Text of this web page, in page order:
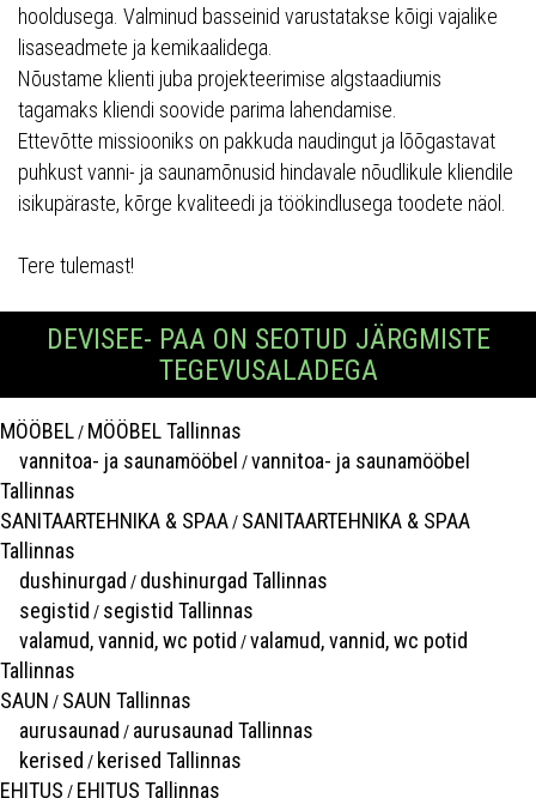
hooldusega. Valminud basseinid varustatakse kõigi vajalike
lisaseadmete ja kemikaalidega.
Nõustame klienti juba projekteerimise algstaadiumis
tagamaks kliendi soovide parima lahendamise.
Ettevõtte missiooniks on pakkuda naudingut ja lõõgastavat
puhkust vanni- ja saunamõnusid hindavale nõudlikule kliendile
isikupäraste, kõrge kvaliteedi ja töökindlusega toodete näol.
Tere tulemast!
DEVISEE- PAA ON SEOTUD JÄRGMISTE
TEGEVUSALADEGA
MÖÖBEL/ MÖÖBEL Tallinnas
vannitoa- ja saunamööbel /vannitoa- ja saunamööbel
Tallinnas
SANITAARTEHNIKA & SPAA/ SANITAARTEHNIKA & SPAA
Tallinnas
dushinurgad / dushinurgad Tallinnas
segistid / segistid Tallinnas
valamud, vannid, wc potid /valamud, vannid, wc potid
Tallinnas
SAUN / SAUN Tallinnas
aurusaunad / aurusaunad Tallinnas
kerised / kerised Tallinnas
EHITUS / EHITUS Tallinnas